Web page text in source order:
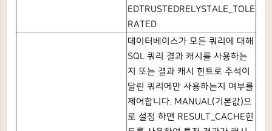
EDTRUSTEDRELYSTALE_TOLE
RATED
데이터베이스가 모든 쿼리에 대해
SQL 쿼리 결과 캐시를 사용하는
지 또는 결과 캐시 힌트로 주석이
달린 쿼리에만 사용하는지 여부를
제어합니다. MANUAL(기본값)으
로 설정 하면 RESULT_CACHE힌